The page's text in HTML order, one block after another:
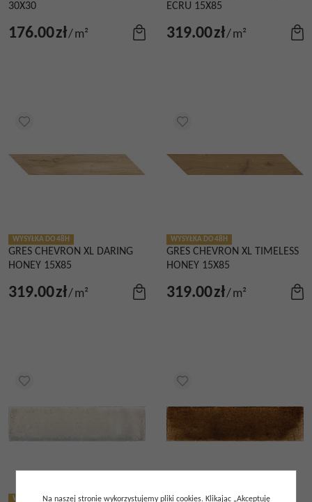
30X30
176.00zł/m²
ECRU 15X85
319.00zł/m²
WYSYŁKA DO 48H
GRES CHEVRON XL DARING
HONEY 15X85
319.00zł/m²
WYSYŁKA DO 48H
GRES CHEVRON XL TIMELESS
HONEY 15X85
319.00zł/m²
WYSYŁKA DO 48H BESTSELLER WYSYŁKA DO 48H
Na naszej stronie wykorzystujemy pliki cookies. Klikając „Akceptuję